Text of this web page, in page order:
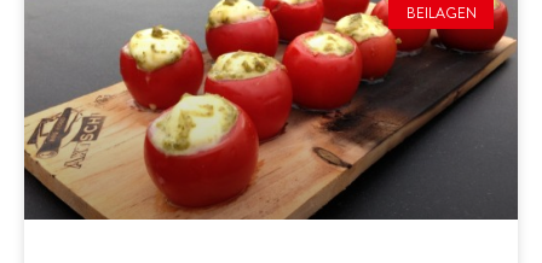
BEILAGEN